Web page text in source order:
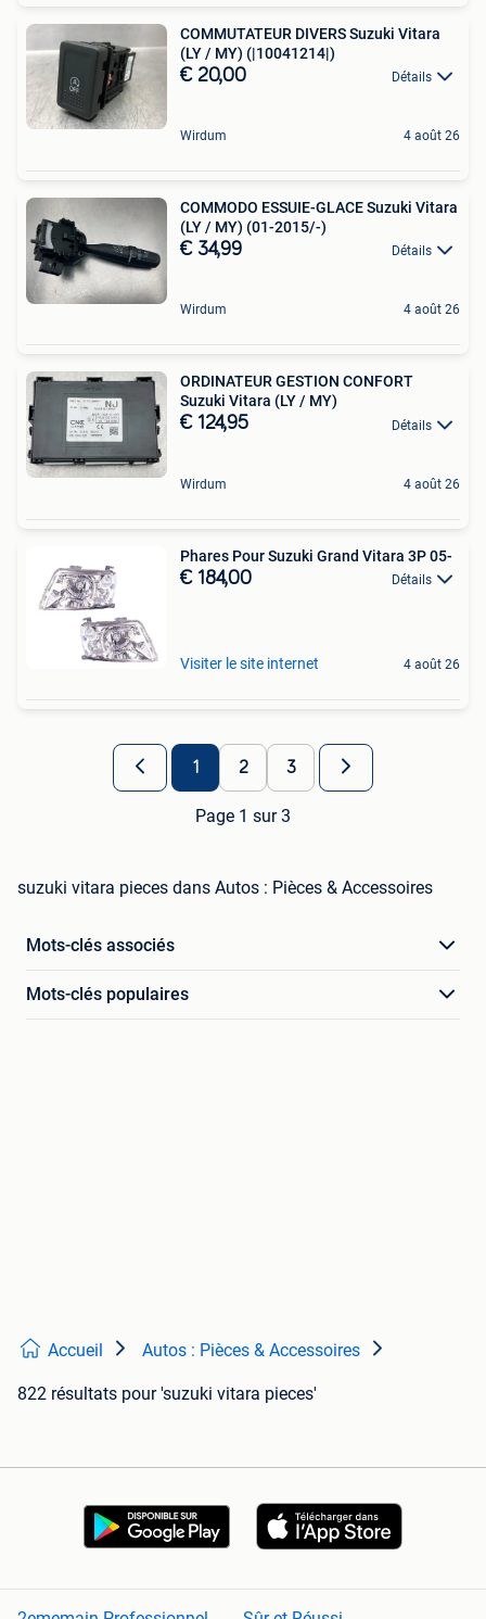
COMMUTATEUR DIVERS Suzuki Vitara
(LY / MY) (|10041214|)
€ 20,00 Détails
Wirdum 4 août 26
COMMODO ESSUIE-GLACE Suzuki Vitara
(LY / MY) (01-2015/-)
€ 34,99 Détails
Wirdum 4 août 26
ORDINATEUR GESTION CONFORT
Suzuki Vitara (LY / MY)
€ 124,95 Détails
Wirdum 4 août 26
Phares Pour Suzuki Grand Vitara 3P 05-
€ 184,00 Détails
Visiter le site internet 4 août 26
1 2 3
Page 1 sur 3
suzuki vitara pieces dans Autos : Pièces & Accessoires
Mots-clés associés
Mots-clés populaires
Accueil Autos : Pièces & Accessoires
822 résultats pour 'suzuki vitara pieces'